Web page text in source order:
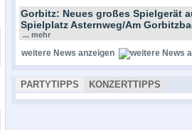
Gorbitz: Neues großes Spielgerät
Spielplatz Asternweg/Am
... mehr
weitere News anzeigen
PARTYTIPPS KONZERTTIPPS